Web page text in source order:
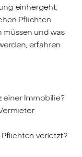
einhergeht,
Pflichten
und was
erfahren
einer Immobilie?
verletzt?